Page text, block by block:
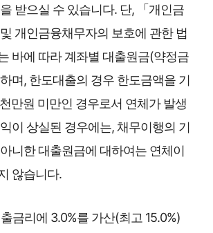
받으실 수 있습니다. 단, 「개인금
개인금융채무자의 보호에 관한 법
바에 따라 계좌별 대출원금(약정금
며, 한도대출의 경우 한도금액을 기
만원 미만인 경우로서 연체가 발생
이 상실된 경우에는, 채무이행의 기
니한 대출원금에 대하여는 연체이
않습니다.
금리에 3.0%를 가산(최고 15.0%)